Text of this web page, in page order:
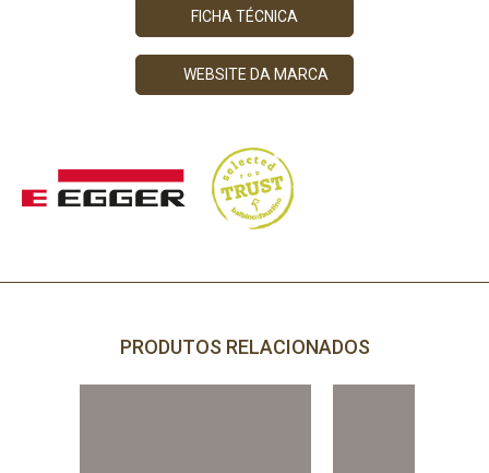
FICHA TÉCNICA
WEBSITE DA MARCA
PRODUTOS RELACIONADOS